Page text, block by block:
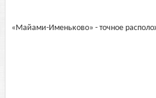
«Майами-Именьково» - точное